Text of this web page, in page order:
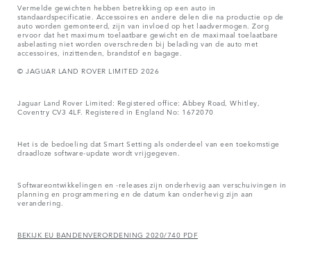
Vermelde gewichten hebben betrekking op een auto in
standaardspecificatie. Accessoires en andere delen die na productie op de
auto worden gemonteerd, zijn van invloed op het laadvermogen. Zorg
ervoor dat het maximum toelaatbare gewicht en de maximaal toelaatbare
asbelasting niet worden overschreden bij belading van de auto met
accessoires, inzittenden, brandstof en bagage.
© JAGUAR LAND ROVER LIMITED 2026
Jaguar Land Rover Limited: Registered office: Abbey Road, Whitley,
Coventry CV3 4LF. Registered in England No: 1672070
Het is de bedoeling dat Smart Setting als onderdeel van een toekomstige
draadloze software-update wordt vrijgegeven.
Softwareontwikkelingen en -releases zijn onderhevig aan verschuivingen in
planning en programmering en de datum kan onderhevig zijn aan
verandering.
BEKIJK EU BANDENVERORDENING 2020/740 PDF